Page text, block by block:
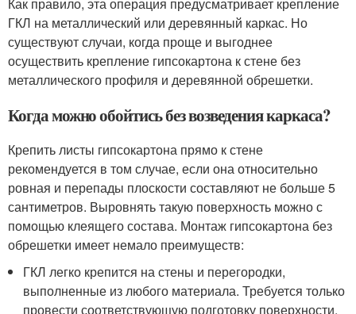
ГКЛ на металлический или деревянный каркас. Но
существуют случаи, когда проще и выгоднее
осуществить крепление гипсокартона к стене без
металлического профиля и деревянной обрешетки.
Когда можно обойтись без возведения каркаса?
Крепить листы гипсокартона прямо к стене
рекомендуется в том случае, если она относительно
ровная и перепады плоскости составляют не больше 5
сантиметров. Выровнять такую поверхность можно с
помощью клеящего состава. Монтаж гипсокартона без
обрешетки имеет немало преимуществ:
ГКЛ легко крепится на стены и перегородки,
выполненные из любого материала. Требуется только
провести соответствующую подготовку поверхности.